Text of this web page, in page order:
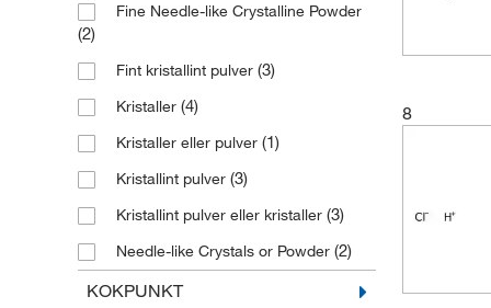
(2)
206.008
212.205
(2)
214.65
216.04
222.27
226.23
240.262(3)
99%(7)
Fine Needle-like Crystalline Powder
(2)
Fint kristallint pulver (3)
Kristaller (4)
Kristaller eller pulver (1)
Kristallint pulver (3)
Kristallint pulver eller kristaller (3)
Needle-like Crystals or Powder (2)
Pulver(6)
KOKPUNKT
8